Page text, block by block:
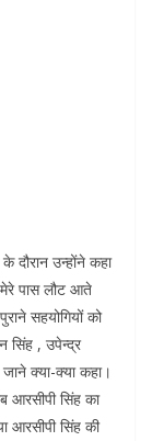
दौरान उन्होंने कहा
पास लौट आते
सहयोगियों को
सिंह , उपेन्द्र
क्या-क्या कहा।
आरसीपी सिंह का
आरसीपी सिंह की